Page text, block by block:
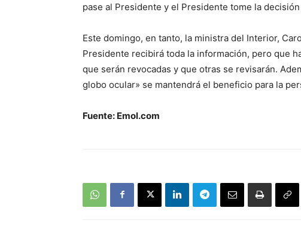
pase al Presidente y el Presidente tome la
Este domingo, en tanto, la ministra del Interior,
Presidente recibirá toda la información, pero que
que serán revocadas y que otras se revisarán.
globo ocular» se mantendrá el beneficio para la
Fuente: Emol.com